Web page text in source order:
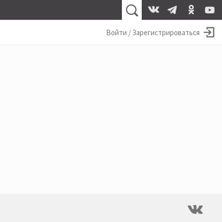
Войти / Зарегистрироваться